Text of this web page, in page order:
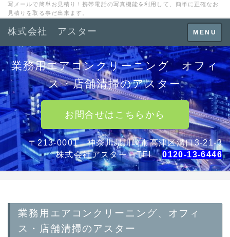
写メールで簡単お見積り！携帯電話の写真機能を利用して、簡単に正確なお
見積りを取る事だ出来ます。
Toggle
navigation
MENU
株式会社 アスター
業務用エアコンクリーニング オフィ
ス・店舗清掃のアスター
お問合せはこちらから
〒213-0001 神奈川県川崎市高津区溝口3-21-3
株式会社アスター TEL0120-13-6446
業務用エアコンクリーニング、オフィ
ス・店舗清掃のアスター